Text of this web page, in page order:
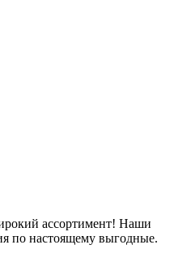
ассортимент! Наши
по настоящему выгодные.